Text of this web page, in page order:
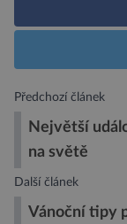
Předchozí článek
Největší
na světě
Další článek
Vánoční tipy